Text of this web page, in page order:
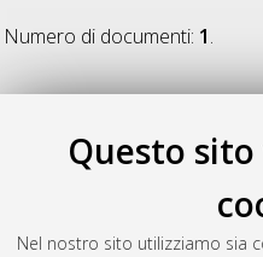
Questo
Nel nostro sito utilizziamo sia
Numero di documenti: 1.
G
Galassi, Paolo
dei guasti nelle linee di